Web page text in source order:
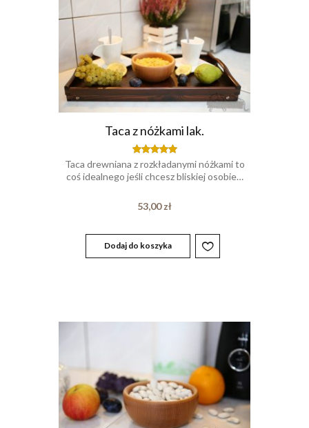
Taca z nóżkami lak.
Oceniony
5.00
na 5.
Taca drewniana z rozkładanymi nóżkami to
coś idealnego jeśli chcesz bliskiej osobie…
53,00zł
Dodaj do koszyka